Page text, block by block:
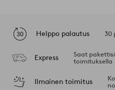
Helppo palautus 30
Express
Saat
toimituksella
Ilmainen toimitus